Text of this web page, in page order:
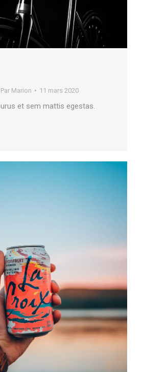
Par Marion 11 mars 2020
et sem mattis egestas.